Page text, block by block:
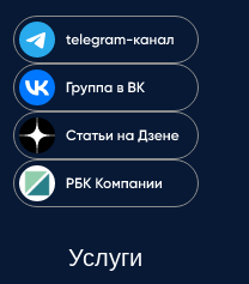
Услуги